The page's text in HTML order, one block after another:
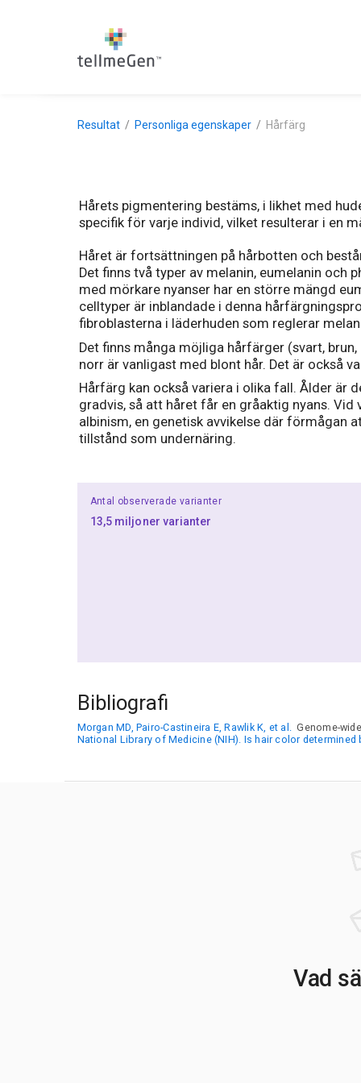
Resultat Personliga egenskaper Hårfärg
Hårets pigmentering bestäms, i likhet med
specifik för varje individ, vilket resulterar i en
Håret är fortsättningen på hårbotten och
Det finns två typer av melanin, eumelanin
med mörkare nyanser har en större mängd
celltyper är inblandade i denna
fibroblasterna i läderhuden som reglerar
Det finns många möjliga hårfärger (svart,
norr är vanligast med blont hår. Det är också
Hårfärg kan också variera i olika fall. Ålder är
gradvis, så att håret får en gråaktig nyans.
albinism, en genetisk avvikelse där förmågan
tillstånd som undernäring.
Antal observerade varianter
13,5 miljoner varianter
Bibliografi
Morgan MD, Pairo-Castineira E, Rawlik K, et al. Genome-
National Library of Medicine (NIH). Is hair color determined
Vad